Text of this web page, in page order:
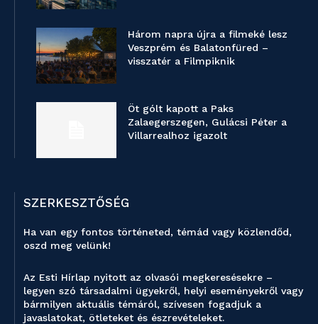
Három napra újra a filmeké lesz
Veszprém és Balatonfüred –
visszatér a Filmpiknik
Öt gólt kapott a Paks
Zalaegerszegen, Gulácsi Péter a
Villarrealhoz igazolt
SZERKESZTŐSÉG
Ha van egy fontos történeted, témád vagy közlendőd,
oszd meg velünk!
Az Esti Hírlap nyitott az olvasói megkeresésekre –
legyen szó társadalmi ügyekről, helyi eseményekről vagy
bármilyen aktuális témáról, szívesen fogadjuk a
javaslatokat, ötleteket és észrevételeket.